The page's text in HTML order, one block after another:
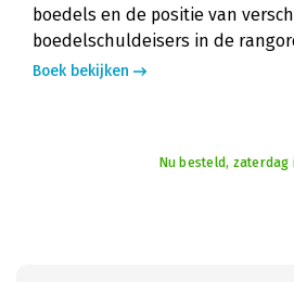
boedels en de positie van
boedelschuldeisers in de
Boek bekijken
Nu besteld,